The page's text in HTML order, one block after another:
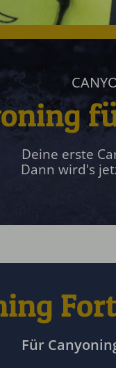
Deine erste
Dann wird's
Für